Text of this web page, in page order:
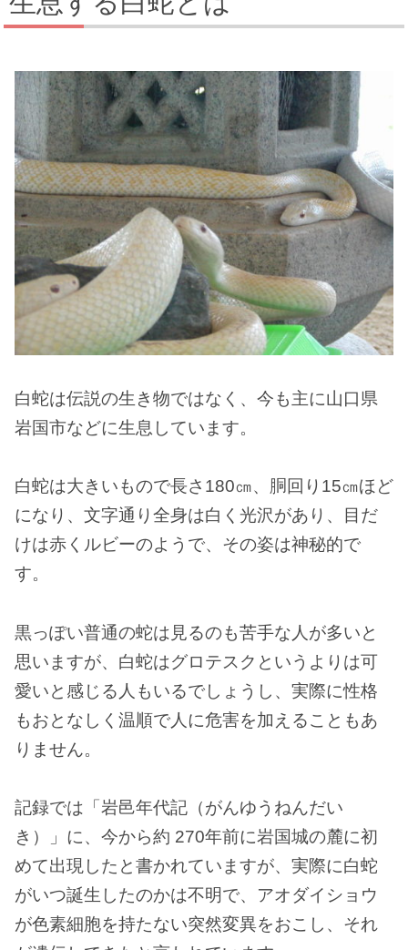
白蛇は伝説の生き物ではなく、今も主に山口県
岩国市などに生息しています。
白蛇は大きいもので長さ180㎝、胴回り15㎝ほど
になり、文字通り全身は白く光沢があり、目だ
けは赤くルビーのようで、その姿は神秘的で
す。
黒っぽい普通の蛇は見るのも苦手な人が多いと
思いますが、白蛇はグロテスクというよりは可
愛いと感じる人もいるでしょうし、実際に性格
もおとなしく温順で人に危害を加えることもあ
りません。
記録では「岩邑年代記（がんゆうねんだい
き）」に、今から約 270年前に岩国城の麓に初
めて出現したと書かれていますが、実際に白蛇
がいつ誕生したのかは不明で、アオダイショウ
が色素細胞を持たない突然変異をおこし、それ